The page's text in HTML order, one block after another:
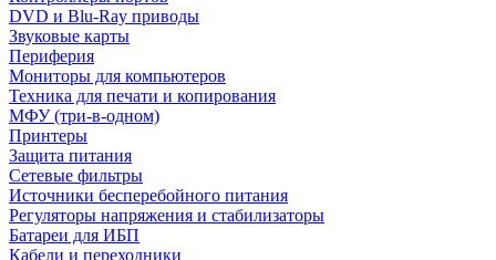
DVD и Blu-Ray приводы
Звуковые карты
Периферия
Мониторы для компьютеров
Техника для печати и копирования
МФУ (три-в-одном)
Принтеры
Защита питания
Сетевые фильтры
Источники бесперебойного питания
Регуляторы напряжения и стабилизаторы
Батареи для ИБП
Кабели и переходники